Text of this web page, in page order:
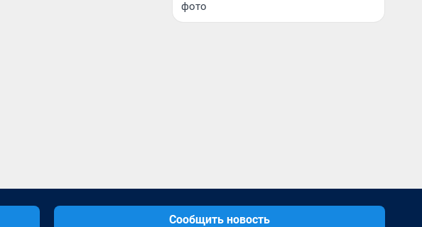
фото
Сообщить новость